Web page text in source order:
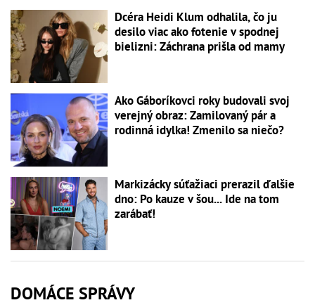
Dcéra Heidi Klum odhalila, čo ju
desilo viac ako fotenie v spodnej
bielizni: Záchrana prišla od mamy
Ako Gáboríkovci roky budovali svoj
verejný obraz: Zamilovaný pár a
rodinná idylka! Zmenilo sa niečo?
Markizácky súťažiaci prerazil ďalšie
dno: Po kauze v šou... Ide na tom
zarábať!
DOMÁCE SPRÁVY